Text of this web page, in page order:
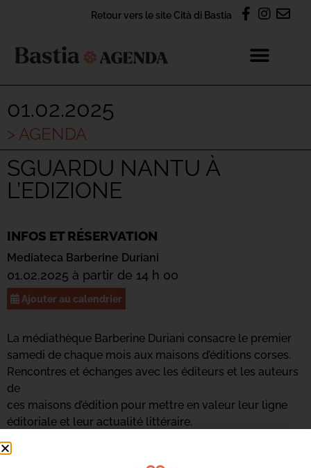
Retour vers le site Cità di Bastia
01.02.2025
> AGENDA
SGUARDU NANTU À
L’EDIZIONE
INFOS ET RÉSERVATION
Mediateca Barberine Duriani
01.02.2025 à partir de 14 h 00
Ajouter au calendrier
La médiathèque Barberine Duriani consacre le premier
samedi de chaque mois aux maisons d’éditions corses.
Rencontres et échanges avec les éditeurs et les auteurs
de
ces maisons d’édition pour mettre en valeur leur ligne
éditoriale et leur actualité littéraire.